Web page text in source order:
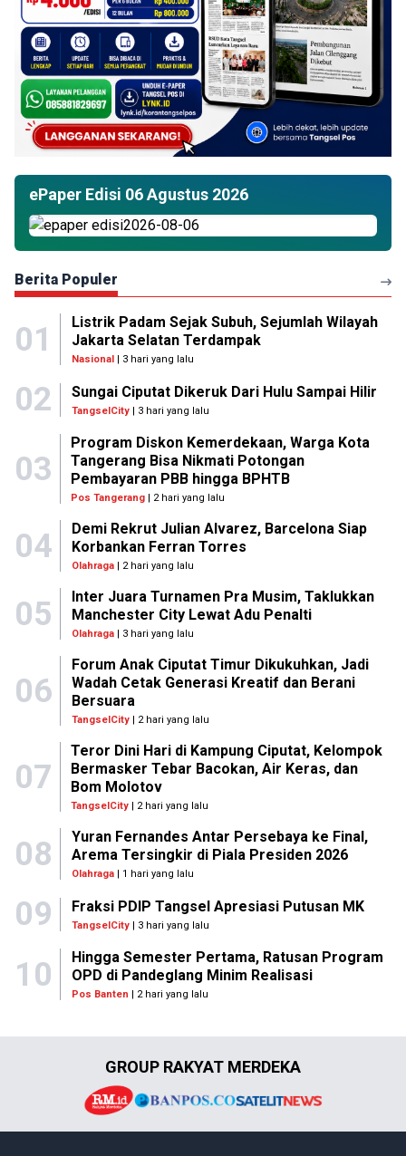
ePaper Edisi 06 Agustus 2026
Berita Populer
01
Listrik Padam Sejak Subuh, Sejumlah Wilayah
Jakarta Selatan Terdampak
Nasional| 3 hari yang lalu
02 Sungai Ciputat Dikeruk Dari Hulu Sampai Hilir
TangselCity | 3 hari yang lalu
03
Program Diskon Kemerdekaan, Warga Kota
Tangerang Bisa Nikmati Potongan
Pembayaran PBB hingga BPHTB
Pos Tangerang | 2 hari yang lalu
04
Demi Rekrut Julian Alvarez, Barcelona Siap
Korbankan Ferran Torres
Olahraga| 2 hari yang lalu
05
Inter Juara Turnamen Pra Musim, Taklukkan
Manchester City Lewat Adu Penalti
Olahraga| 3 hari yang lalu
06
Forum Anak Ciputat Timur Dikukuhkan, Jadi
Wadah Cetak Generasi Kreatif dan Berani
Bersuara
TangselCity| 2 hari yang lalu
07
Teror Dini Hari di Kampung Ciputat, Kelompok
Bermasker Tebar Bacokan, Air Keras, dan
Bom Molotov
TangselCity | 2 hari yang lalu
08
Yuran Fernandes Antar Persebaya ke Final,
Arema Tersingkir di Piala Presiden 2026
Olahraga| 1 hari yang lalu
09 Fraksi PDIP Tangsel Apresiasi Putusan MK
TangselCity | 3 hari yang lalu
10
Hingga Semester Pertama, Ratusan Program
OPD di Pandeglang Minim Realisasi
Pos Banten | 2 hari yang lalu
GROUP RAKYAT MERDEKA